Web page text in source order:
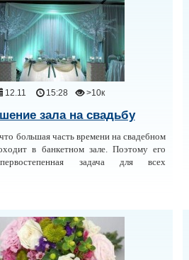
12.11 15:28 >10к
зала на свадьбу
большая часть времени на свадебном
в банкетном зале. Поэтому его
задача для всех